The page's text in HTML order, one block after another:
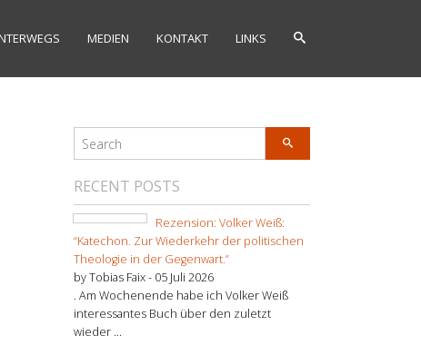
MEDIEN KONTAKT LINKS
RECENT POSTS
Rezension: Volker Weiß:
“Katechon. Zur Wiederkehr der politischen
Theologie in der Gegenwart.”
by Tobias Faix - 05 Juli 2026
. Am Wochenende habe ich Volker Weiß
interessantes Buch über den zuletzt
wieder ...